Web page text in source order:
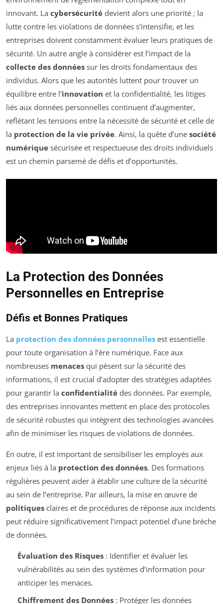
innovant. La cybersécurité devient alors une priorité ; la
lutte contre les violations de données s’intensifie, et les
entreprises doivent constamment évaluer leurs pratiques de
sécurité. Un autre angle à considérer est l’impact de la
collecte des données sur les droits fondamentaux des
individus. Alors que les autorités luttent pour trouver un
équilibre entre l’innovation et la confidentialité, les litiges
liés aux données personnelles continuent d’augmenter,
reflétant les tensions entre la nécessité de sécurité et celle de
la protection de la vie privée. Ainsi, la quête d’une société
numérique sécurisée et respectueuse des droits individuels
est un chemin parsemé de défis et d’opportunités.
La Protection des Données
Personnelles en Entreprise
Défis et Bonnes Pratiques
La protection des données personnelles est essentielle
pour toute organisation à l’ère numérique. Face aux
nombreuses menaces qui pèsent sur la sécurité des
informations, il est crucial d’adopter des stratégies adaptées
pour garantir la confidentialité des données. Par exemple,
des entreprises innovantes mettent en place des protocoles
de sécurité robustes qui intègrent des technologies avancées
afin de minimiser les risques de violations de données.
En outre, il est important de sensibiliser les employés aux
enjeux liés à la protection des données. Des formations
régulières peuvent aider à établir une culture de la sécurité
au sein de l’entreprise. Par ailleurs, la mise en œuvre de
politiques claires et de procédures de réponse aux incidents
peut réduire significativement l’impact potentiel d’une brèche
de données.
Évaluation des Risques: Identifier et évaluer les
vulnérabilités au sein des systèmes d’information pour
anticiper les menaces.
Chiffrement des Données: Protéger les données